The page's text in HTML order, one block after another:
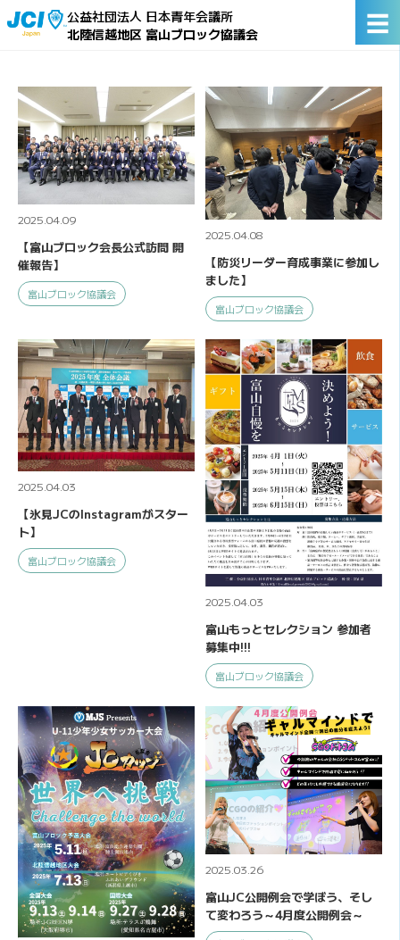
公益社団法人 日本青年会議所
北陸信越地区 富山ブロック協議会
☰
2025.04.09
【富山ブロック会長公式訪問 開
催報告】
富山ブロック協議会
2025.04.08
【防災リーダー育成事業に参加し
ました】
富山ブロック協議会
2025.04.03
【氷見JCのInstagramがスター
ト】
富山ブロック協議会
2025.04.03
富山もっとセレクション 参加者
募集中!!!
富山ブロック協議会
2025.03.26
富山JC公開例会で学ぼう、そし
て変わろう～4月度公開例会～